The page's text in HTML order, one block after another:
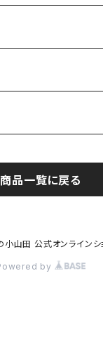
商品一覧に戻る
山田 公式オンラインシ
by